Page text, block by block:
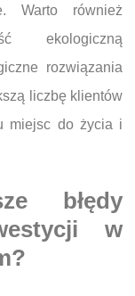
Warto również
ekologiczną
rozwiązania
liczbę klientów
miejsc do życia i
błędy
w